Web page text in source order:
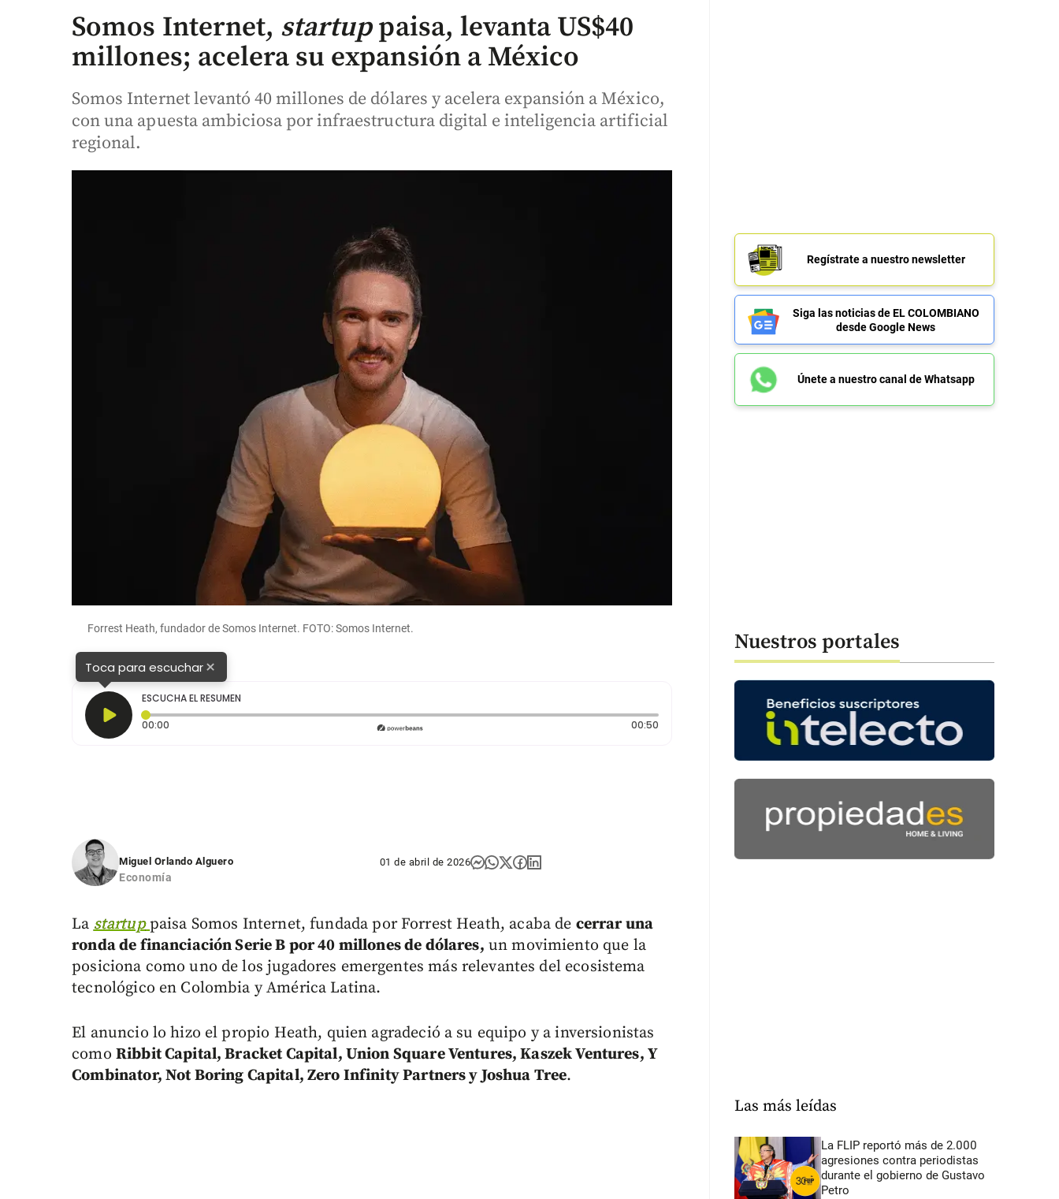
Somos Internet, startuppaisa, levanta US$40
millones; acelera su expansión a México
Somos Internet levantó 40 millones de dólares y acelera expansión a México,
con una apuesta ambiciosa por infraestructura digital e inteligencia artificial
regional.
Forrest Heath, fundador de Somos Internet. FOTO: Somos Internet.
Toca para escuchar×
ESCUCHA EL RESUMEN
00:00
00:50Duración: 50 segundos
Miguel Orlando Alguero
Economía
01 de abril de 2026
Lastartup paisa Somos Internet, fundada por Forrest Heath, acaba de cerrar una
ronda de financiación Serie B por 40 millones de dólares, un movimiento que la
posiciona como uno de los jugadores emergentes más relevantes del ecosistema
tecnológico en Colombia y América Latina.
El anuncio lo hizo el propio Heath, quien agradeció a su equipo y a inversionistas
como Ribbit Capital, Bracket Capital, Union Square Ventures, Kaszek Ventures, Y
Combinator, Not Boring Capital, Zero Infinity Partners y Joshua Tree.
Regístrate a nuestro newsletter
Siga las noticias de EL COLOMBIANO
desde Google News
Únete a nuestro canal de Whatsapp
Nuestros portales
Las más leídas
La FLIP reportó más de 2.000
agresiones contra periodistas
durante el gobierno de Gustavo
Petro